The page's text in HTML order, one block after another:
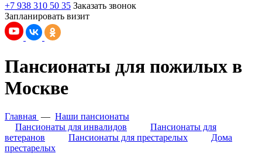
+7 938 310 50 35 Заказать звонок
Запланировать визит
Пансионаты для пожилых в
Москве
Главная — Наши пансионаты
Пансионаты для инвалидов
Пансионаты для
ветеранов
Пансионаты для престарелых
Дома
престарелых